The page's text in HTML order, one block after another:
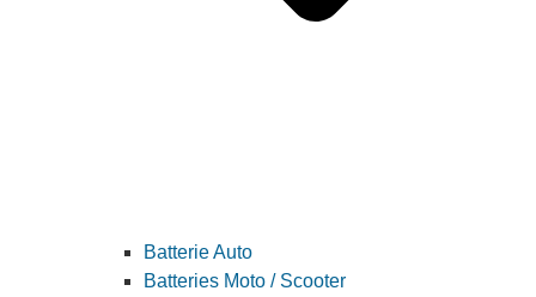
Batterie Auto
Batteries Moto / Scooter